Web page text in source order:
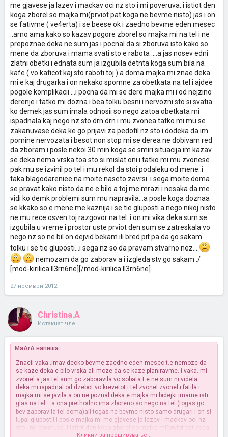
me gjavese ja lazev i mackav oci nz sto i mi poveruva..i istiot den
koga zborel so majka mi(prviot pat koga ne bevme nisto) jas i on
se fativme ( ve4erta) i se beese ok i zaedno bevme eden mesec
..arno ama kako so kazav pogore zborel so majka mi na tel i ne
prepoznae deka ne sum jas i pocnal da si zboruva isto kako so
mene da zboruva i mama svati sto e rabota ....a jas nosev edni
zlatni obetki i ednata sum ja izgubila detnta koga sum bila na
kafe ( vo kaficot kaj sto raboti toj ) a doma majka mi znae deka
mi e kaj drugarka i on nekako spomne za obetkata na tel i ajdee
pogole komplikacii ...i pocna da mi se dere majka mi i od nejzino
derenje i tatko mi dozna i bea tolku besni i nervozni sto si svatia
ko demek jas sum imala odnosii so nego zatoa obetkata mi
ispadnala kaj nego nz sto drn drn i mu zvonea tatko mi mu se
zakanuvase deka ke go prijavi za pedofil nz sto i dodeka da im
pomine nervozata i besot non stop mi se derea ne dobivam red
da zboram i posle nekoi 30 min koga se smiri situacija im kazav
se deka nema vrska toa sto si mislat oni i tatko mi mu zvonese
pak mu se izvinil po tel i mu rekol da stoi podaleku od mene..i
taka blagodareniee na moite naseto zavrsi..i sega moite doma
se pravat kako nisto da ne e bilo a toj me mrazi i nesaka da me
vidi ko demk problemi sum mu napravila...a posle koga doznaa
se kkako so e mene me kaznija i se tie gluposti a nego nikoj nisto
ne mu rece osven toj razgovor na tel..i on mi vika deka sum se
izgubila u vreme i prostor uste prviot den sum se zatreskala vo
nego nz so ne bil on dejvid bekam ili bred pit pa da go sakam
tolku i se tie gluposti...i sega nz so da pravam stvarno nez....
nemozam da go zaborav a i izgleda stv go sakam :/
[mod-kirilica:ll3rn6ne][/mod-kirilica:ll3rn6ne]
27 ноември 2012
Christina.A
Истакнат член
MaArA напиша:
Znacii vaka..imav decko bevme zaedno eden mesec t.e nemoze da
se kaze deka e bilo vrska ali moze da se kaze planiravme..i vaka..mi
zvonel a jas tel sum go zaboravila vo sobata t.e ne sum ni videla
deka mi ispadnal od dzebot vo krevetot i tel zvonel zvonel i fatila i
majka mi se javila a on ne poznal deka e majka mi bidejki imame isti
glas na tel... a ona prethodno ima zboreno so nego na tel (togas go
bev zaboravila tel doma)ali togas ne bevme nisto samo drugari i on si
lupal glupostii i posle majka mi me gjavese ja lazev i mackav oci nz
sto i mi poveruva..i istiot den koga zborel so majka mi(prviot pat koga
Кликни за проширување...